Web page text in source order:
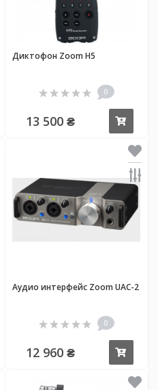
Диктофон Zoom H5
0
13 500 ₴
Аудио интерфейс Zoom UAC-2
0
12 960 ₴